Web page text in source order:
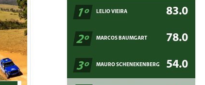
1º LELIO VIEIRA 83.0
2º MARCOS BAUMGART 78.0
3º MAURO SCHENEKENBERG 54.0